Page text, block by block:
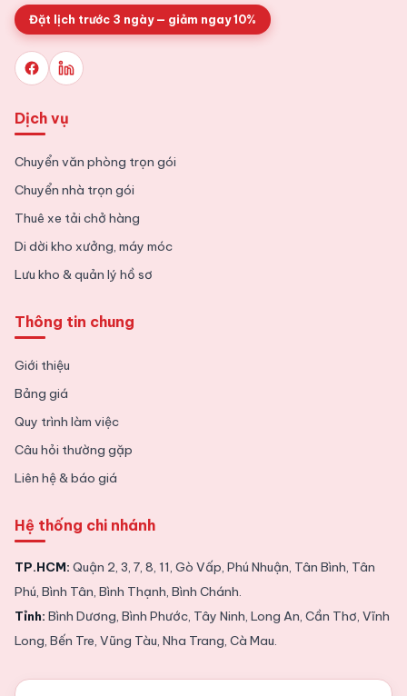
Đặt lịch trước 3 ngày — giảm ngay 10%
Dịch vụ
Chuyển văn phòng trọn gói
Chuyển nhà trọn gói
Thuê xe tải chở hàng
Di dời kho xưởng, máy móc
Lưu kho & quản lý hồ sơ
Thông tin chung
Giới thiệu
Bảng giá
Quy trình làm việc
Câu hỏi thường gặp
Liên hệ & báo giá
Hệ thống chi nhánh
TP.HCM: Quận 2, 3, 7, 8, 11, Gò Vấp, Phú Nhuận, Tân Bình, Tân
Phú, Bình Tân, Bình Thạnh, Bình Chánh.
Tỉnh: Bình Dương, Bình Phước, Tây Ninh, Long An, Cần Thơ, Vĩnh
Long, Bến Tre, Vũng Tàu, Nha Trang, Cà Mau.